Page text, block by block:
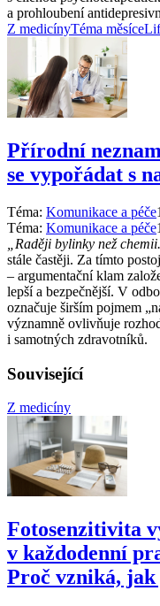
a prohloubení
Z medicínyTéma měsíce
Přírodní
se vypořádat s
Téma: Komunikace a péče
Téma: Komunikace a péče
„Raději bylinky než
stále častěji. Za tímto
–⁠ argumentační klam
lepší a bezpečnější. V
označuje širším pojmem
významně ovlivňuje
i samotných zdravotníků.
Související
Z medicíny
Fotosenzitivita
v každodenní
Proč vzniká, jak